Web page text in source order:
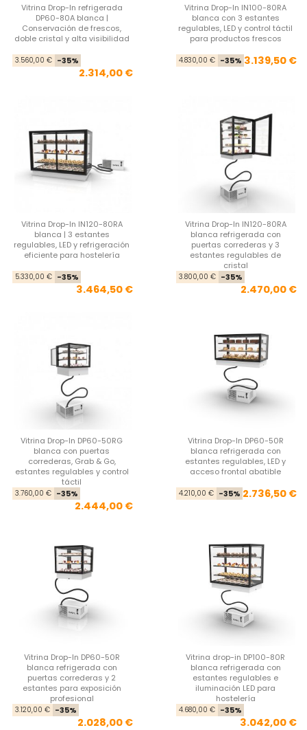
Vitrina Drop-In refrigerada
DP60-80A blanca |
Conservación de frescos,
doble cristal y alta visibilidad
Precio base
3.560,00 € -35%
2.314,00 €
Vitrina Drop-In IN100-80RA
blanca con 3 estantes
regulables, LED y control táctil
para productos frescos
4.830,00 € -35% 3.139,50 €
Vitrina Drop-In IN120-80RA
blanca | 3 estantes
regulables, LED y refrigeración
eficiente para hostelería
Precio base
5.330,00 € -35%
3.464,50 €
Vitrina Drop-In IN120-80RA
blanca refrigerada con
puertas correderas y 3
estantes regulables de
cristal
3.800,00 € -35%
2.470,00 €
Vitrina Drop-In DP60-50RG
blanca con puertas
correderas, Grab & Go,
estantes regulables y control
táctil
Precio base
3.760,00 € -35%
2.444,00 €
Vitrina Drop-In DP60-50R
blanca refrigerada con
estantes regulables, LED y
acceso frontal abatible
4.210,00 € -35% 2.736,50 €
Vitrina Drop-In DP60-50R
blanca refrigerada con
puertas correderas y 2
estantes para exposición
profesional
Precio base
3.120,00 € -35%
2.028,00 €
Vitrina drop-in DP100-80R
blanca refrigerada con
estantes regulables e
iluminación LED para
hostelería
4.680,00 € -35%
3.042,00 €